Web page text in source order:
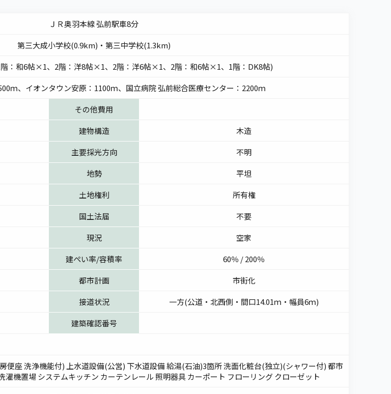
ＪＲ奥羽本線 弘前駅車8分
第三大成小学校(0.9km)・第三中学校(1.3km)
：和6帖×1、2階：洋8帖×1、2階：洋6帖×1、2階：和6帖×1、1階：DK8帖)
ｍ、イオンタウン安原：1100ｍ、国立病院 弘前総合医療センター：2200ｍ
その他費用
建物構造
木造
主要採光方向
不明
地勢
平坦
土地権利
所有権
国土法届
不要
現況
空家
建ぺい率/容積率
60％ / 200％
都市計画
市街化
接道状況
一方(公道・北西側・間口14.01ｍ・幅員6ｍ)
建築確認番号
便座 洗浄機能付) 上水道設備(公営) 下水道設備 給湯(石油)3箇所 洗面化粧台(独立)(シャワー付) 都市
濯機置場 システムキッチン カーテンレール 照明器具 カーポート フローリング クローゼット